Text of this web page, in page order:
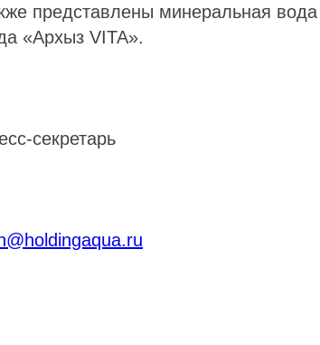
представлены минеральная
«Архыз VITA».
секретарь